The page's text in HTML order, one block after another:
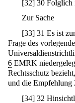
[32] 30 Folglich
Zur Sache
[33] 31 Es ist
Frage des
6 EMRK
Rechtsschutz
und die Empfehlung
[34] 32